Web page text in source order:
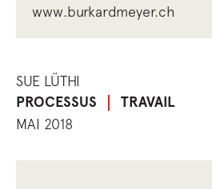
www.burkardmeyer.ch
SUE LÜTHI
PROCESSUS TRAVAIL
MAI 2018